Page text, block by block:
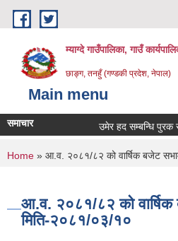
Skip to main content
म्याग्दे गाउँपालिका, गाउँ
छाङ्ग, तनहुँ (गण्डकी प्रदेश, नेपाल)
Main menu
समाचार उमेर हद सम्बन्धि पुरक
You are here
Home » आ.व. २०८१/८२ को वार्षिक बजेट
आ.व. २०८१/८२ को
मिति-२०८१/०३/१०